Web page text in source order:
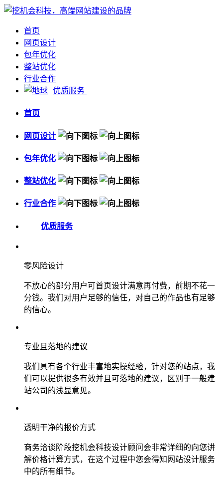
首页
网页设计
包年优化
整站优化
行业合作
优质服务
首页
网页设计
包年优化
整站优化
行业合作
优质服务
零风险设计
不放心的部分用户可首页设计满意再付费，前期不花一
分钱。我们对用户足够的信任，对自己的作品也有足够
的信心。
专业且落地的建议
我们具有各个行业丰富地实操经验，针对您的站点，我
们可以提供很多有效并且可落地的建议，区别于一般建
站公司的浅显意见。
透明干净的报价方式
商务洽谈阶段挖机会科技设计顾问会非常详细的向您讲
解价格计算方式，在这个过程中您会得知网站设计服务
中的所有细节。